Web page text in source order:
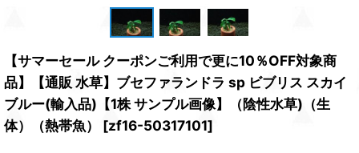
【サマーセール クーポンご利用で更に10％OFF対象商
品】【通販 水草】ブセファランドラ sp ビブリス スカイ
ブルー(輸入品)【1株 サンプル画像】（陰性水草)（生
体）（熱帯魚）
[zf16-50317101]